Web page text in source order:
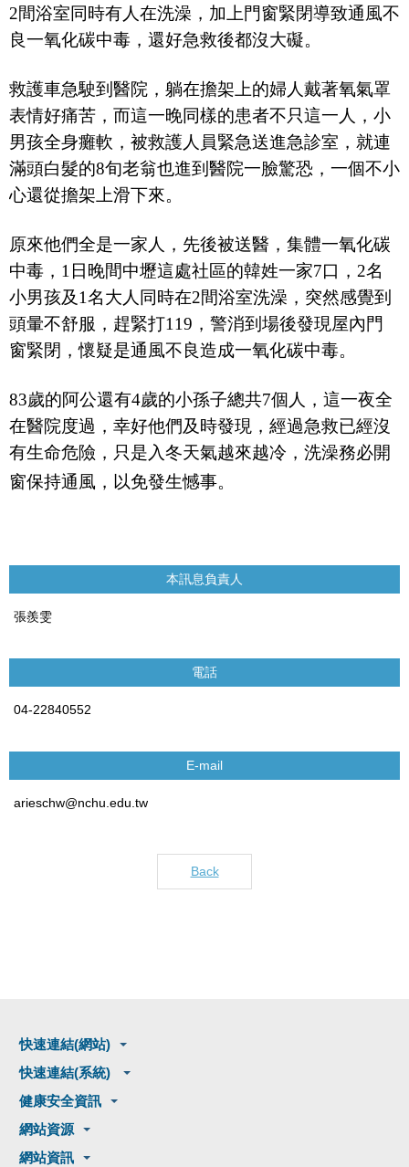
2間浴室同時有人在洗澡，加上門窗緊閉導致通風不
良一氧化碳中毒，還好急救後都沒大礙。
救護車急駛到醫院，躺在擔架上的婦人戴著氧氣罩
表情好痛苦，而這一晚同樣的患者不只這一人，小
男孩全身癱軟，被救護人員緊急送進急診室，就連
滿頭白髮的8旬老翁也進到醫院一臉驚恐，一個不小
心還從擔架上滑下來。
原來他們全是一家人，先後被送醫，集體一氧化碳
中毒， 1 日晚間中壢這處社區的韓姓一家7口， 2名
小男孩及1名大人同時在2間浴室洗澡，突然感覺到
頭暈不舒服，趕緊打119 ，警消到場後發現屋內門
窗緊閉，懷疑是通風不良造成一氧化碳中毒。
83歲的阿公還有4歲的小孫子總共7個人，這一夜全
在醫院度過，幸好他們及時發現，經過急救已經沒
有生命危險，只是入冬天氣越來越冷，洗澡務必開
窗保持通風，以免發生憾事。
本訊息負責人
張羨雯
電話
04-22840552
E-mail
arieschw@nchu.edu.tw
Back
快速連結(網站)
快速連結(系統)
健康安全資訊
網站資源
網站資訊